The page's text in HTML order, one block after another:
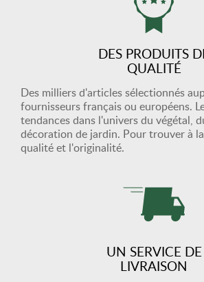
DES PRODUITS
QUALITÉ
Des milliers d'articles sélectionnés
fournisseurs français ou européens.
tendances dans l'univers du végétal,
décoration de jardin. Pour trouver à
qualité et l'originalité.
UN SERVICE DE
LIVRAISON